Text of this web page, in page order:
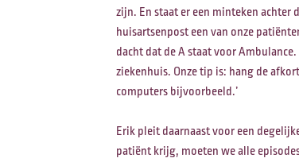
zijn. En staat er een minteken achter
huisartsenpost een van onze
dacht dat de A staat voor
ziekenhuis. Onze tip is: hang de
computers bijvoorbeeld.’
Erik pleit daarnaast voor een
patiënt krijg, moeten we alle